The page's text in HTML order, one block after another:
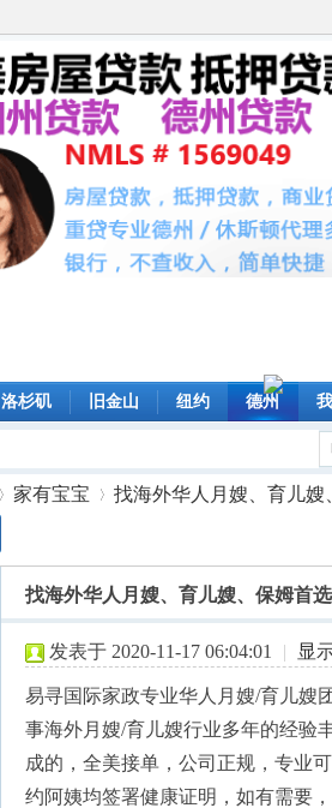
洛杉矶 旧金山 纽约 德州
家有宝宝
›
找海外华人月嫂、育儿嫂
找海外华人月嫂、育儿嫂、保姆首
发表于 2020-11-17 06:04:01 | 显
易寻国际家政专业华人月嫂/育儿嫂
事海外月嫂/育儿嫂行业多年的经验
成的，全美接单，公司正规，专业
约阿姨均签署健康证明，如有需要